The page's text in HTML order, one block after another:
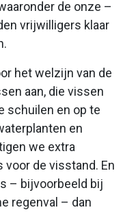
de onze –
vrijwilligers klaar
het welzijn van de
aan, die vissen
schuilen en op te
en
we extra
voor de visstand. En
– bijvoorbeeld bij
regenval – dan